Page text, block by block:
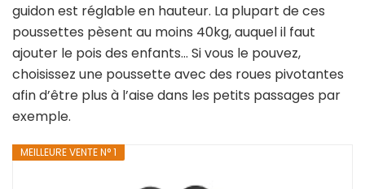
guidon est réglable en hauteur. La plupart de ces
poussettes pèsent au moins 40kg, auquel il faut
ajouter le pois des enfants… Si vous le pouvez,
choisissez une poussette avec des roues pivotantes
afin d’être plus à l’aise dans les petits passages par
exemple.
MEILLEURE VENTE N° 1